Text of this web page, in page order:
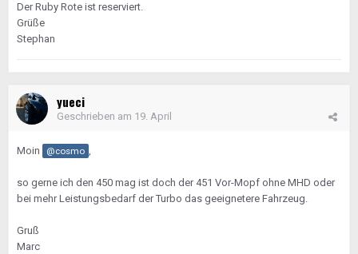
Der Ruby Rote ist reserviert.
Grüße
Stephan
yueci
Geschrieben am 19. April
Moin @cosmo ,
so gerne ich den 450 mag ist doch der 451 Vor-Mopf ohne MHD oder
bei mehr Leistungsbedarf der Turbo das geeignetere Fahrzeug.
Gruß
Marc